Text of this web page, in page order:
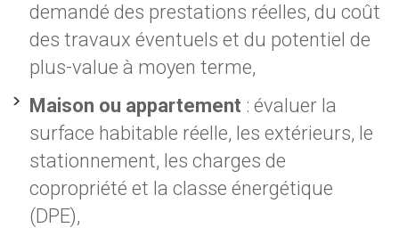
demandé des prestations réelles, du coût
des travaux éventuels et du potentiel de
plus-value à moyen terme,
Maison ou appartement : évaluer la
surface habitable réelle, les extérieurs, le
stationnement, les charges de
copropriété et la classe énergétique
(DPE),